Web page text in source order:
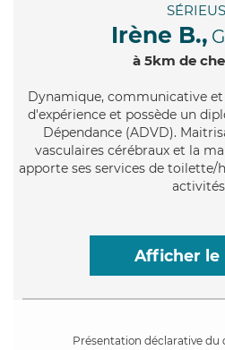
Irène B.,
à 5km de
Dynamique, communicative et
d'expérience et possède un
Dépendance (ADVD).
vasculaires cérébraux et la
apporte ses services de toilette/
Afficher le
Présentation déclarative du